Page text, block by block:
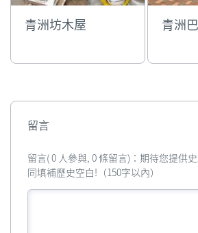
青洲坊木屋 青洲
留言
留言( 0 人參與, 0 條留言)：期待您提供
同填補歷史空白!（150字以內）